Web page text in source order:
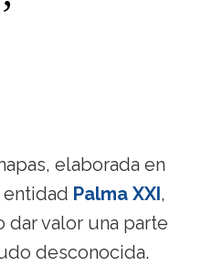
elaborada en
Palma XXI,
valor una parte
desconocida.